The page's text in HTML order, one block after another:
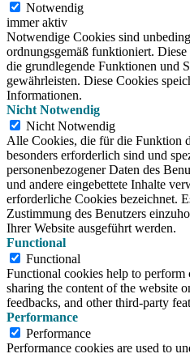
Notwendig
immer aktiv
Notwendige Cookies sind
ordnungsgemäß funktioniert.
die grundlegende Funktionen und
gewährleisten. Diese Cookies
Informationen.
Nicht Notwendig
Nicht Notwendig
Alle Cookies, die für die Funktion
besonders erforderlich sind und
personenbezogener Daten des
und andere eingebettete Inhalte
erforderliche Cookies bezeichnet.
Zustimmung des Benutzers
Ihrer Website ausgeführt werden.
Functional
Functional
Functional cookies help to
sharing the content of the website
feedbacks, and other third-party
Performance
Performance
Performance cookies are used to